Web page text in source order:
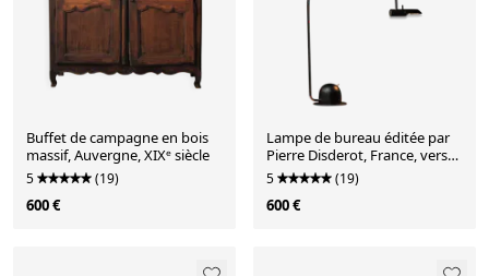
Buffet de campagne en bois
massif, Auvergne, XIXᵉ siècle
5 (19)
600 €
Lampe de bureau éditée par
Pierre Disderot, France, vers
1970-1980
5 (19)
600 €